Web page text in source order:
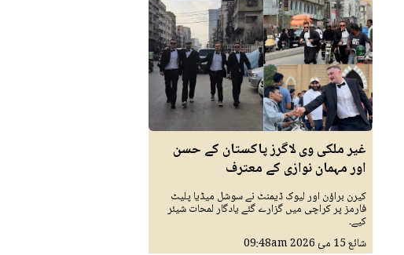
غیر ملکی وی لاگرز پاکستان کے حسن
اور مہمان نوازی کے معترف
کیرن براؤن اور لیوک ڈیمنٹ نے سوشل میڈیا پلیٹ
فارمز پر کراچی میں گزارے گئے یادگار لمحات شیئر
کیے۔
شائع15 مئ 2026 09:48am